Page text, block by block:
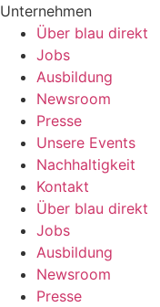
Unternehmen
Über blau direkt
Jobs
Ausbildung
Newsroom
Presse
Unsere Events
Nachhaltigkeit
Kontakt
Über blau direkt
Jobs
Ausbildung
Newsroom
Presse